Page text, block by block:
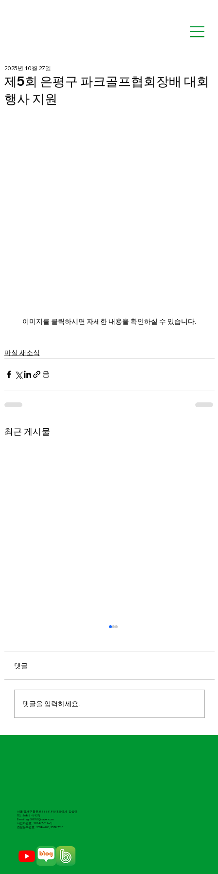
제5회 은평구 파크골프협회장배 대회
행사 지원
2025년 10월 27일
이미지를 클릭하시면 자세한 내용을 확인하실 수 있습니다.
마실 새소식
최근 게시물
댓글
댓글을 입력하세요.
서울 강서구 등촌로 183 B1,F1 | 대표이사 강상민
TEL : 1688 -8937 |
E-mail : sgr501767@naver.com
​사업자번호 : 293-87-01766 |
조달등록번호 : 25586906, 25787515